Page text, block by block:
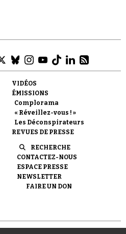
VIDÉOS
ÉMISSIONS
Complorama
« Réveillez-vous ! »
Les Déconspirateurs
REVUES DE PRESSE
RECHERCHE
CONTACTEZ-NOUS
ESPACE PRESSE
NEWSLETTER
FAIRE UN DON